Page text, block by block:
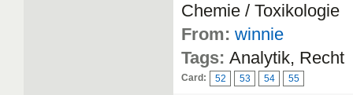
Chemie / Toxikologie
From: winnie
Tags: Analytik, Recht
Card: 52 53 54 55